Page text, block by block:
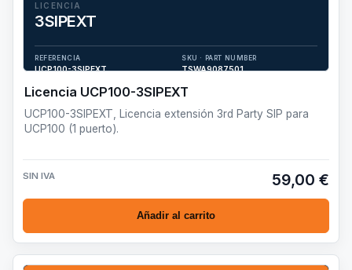
LICENCIA
3SIPEXT
UCP100 (1 puerto).
REFERENCIA
UCP100-3SIPEXT
SKU · PART NUMBER
TSWA9087501
Licencia UCP100-3SIPEXT
UCP100-3SIPEXT, Licencia extensión 3rd Party SIP para
UCP100 (1 puerto).
SIN IVA 59,00 €
Añadir al carrito